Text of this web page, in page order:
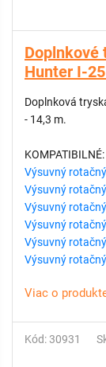
Doplnkové
Hunter I-
Doplnková
- 14,3 m.
KOMPATIBILNÉ:
Výsuvný
Výsuvný
Výsuvný
Výsuvný
Výsuvný
Výsuvný
Viac o
Kód: 30931